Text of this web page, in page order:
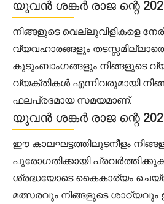
യുവൻ ശങ്കർ രാജ ന്റെ
നിങ്ങളുടെ വെല്ലുവിളികളെ
വ്യവഹാരങ്ങളും
കുടുംബാംഗങ്ങളും നിങ്ങളുടെ
വ്യക്തികൾ എന്നിവരുമായി
ഫലപ്രദമായ സമയമാണ്.
യുവൻ ശങ്കർ രാജ ന്റെ
ഈ കാലഘട്ടത്തിലുടനീളം
പുരോഗതിക്കായി
ശ്രദ്ധയോടെ കൈകാര്യം
മത്സരവും നിങ്ങളുടെ ശാഠ്യവും